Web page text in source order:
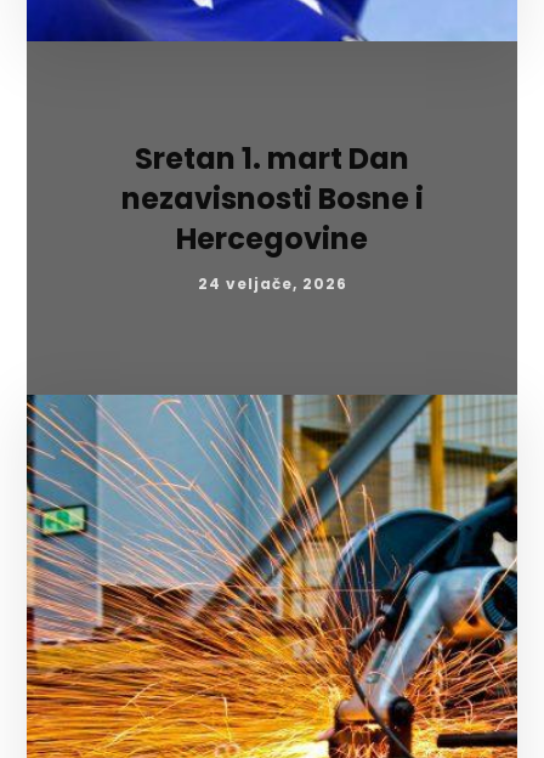
Sretan 1. mart Dan
nezavisnosti Bosne i
Hercegovine
24 veljače, 2026